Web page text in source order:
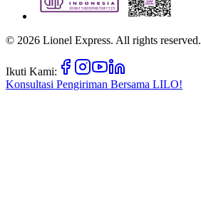
© 2026 Lionel Express. All rights reserved.
Ikuti Kami:
Konsultasi Pengiriman Bersama LILO!